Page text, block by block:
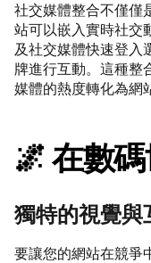
社交媒體整合不僅僅
站可以嵌入實時社交
及社交媒體快速登入
牌進行互動。這種整
媒體的熱度轉化為網
🌌 在數
獨特的視覺與
要讓您的網站在競爭